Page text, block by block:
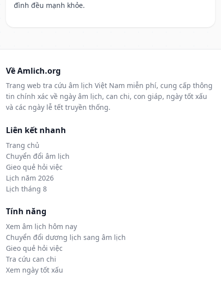
đình đều mạnh khỏe.
Về Amlich.org
Trang web tra cứu âm lịch Việt Nam miễn phí, cung cấp thông
tin chính xác về ngày âm lịch, can chi, con giáp, ngày tốt xấu
và các ngày lễ tết truyền thống.
Liên kết nhanh
Trang chủ
Chuyển đổi âm lịch
Gieo quẻ hỏi việc
Lịch năm 2026
Lịch tháng 8
Tính năng
Xem âm lịch hôm nay
Chuyển đổi dương lịch sang âm lịch
Gieo quẻ hỏi việc
Tra cứu can chi
Xem ngày tốt xấu